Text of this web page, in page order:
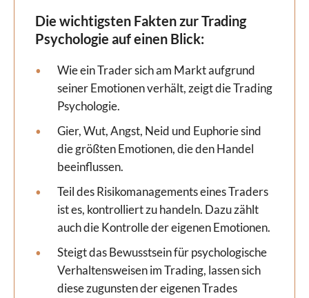
Die wichtigsten Fakten zur Trading
Psychologie auf einen Blick:
Wie ein Trader sich am Markt aufgrund
seiner Emotionen verhält, zeigt die Trading
Psychologie.
Gier, Wut, Angst, Neid und Euphorie sind
die größten Emotionen, die den Handel
beeinflussen.
Teil des Risikomanagements eines Traders
ist es, kontrolliert zu handeln. Dazu zählt
auch die Kontrolle der eigenen Emotionen.
Steigt das Bewusstsein für psychologische
Verhaltensweisen im Trading, lassen sich
diese zugunsten der eigenen Trades